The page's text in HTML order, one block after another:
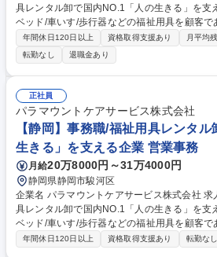
具レンタル卸で国内NO.1「人の生きる」を支える企業 仕事
ベッド/車いす/歩行器などの福祉用具を顧客
ルする際の事務作業全般を中心に担当いただ
から顧客対応まで業務内容は多岐にわたります。 その中でも、顧客で
介護ショップとの電話や来客対応次第では、
介在価値の高い仕事です。そのため、事務作
とで周りの人をサポート・業績に間接的に関
です。ルーチンワークの中にも、自分だけの
仕事の面白みでもあります。 ※変更範囲：無
場合かつ職種転換された場合は当社業務全般） 募集職種 【沖縄】事務
福祉用具レンタル卸で国内NO.1「人の生きる
年間休日120日以上 資格取得支援あり
月平均
転勤なし
退職金あり
正社員
パラマウントケアサービス株式会社
【静岡】事務職/福祉用具レンタ
生きる」を支える企業 営業事務
月給20万8000円～31万4000円
静岡県静岡市駿河区
企業名 パラマウントケアサービス株式会社 求人名 【静岡】事務職/福祉用
具レンタル卸で国内NO.1「人の生きる」を支える企業 仕事
ベッド/車いす/歩行器などの福祉用具を顧客
ルする際の事務作業全般を中心に担当。営業
年間休日120日以上 資格取得支援あり 転勤なし